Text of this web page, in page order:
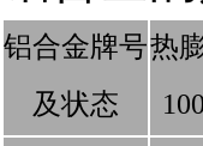
铝合金牌号
及状态
热